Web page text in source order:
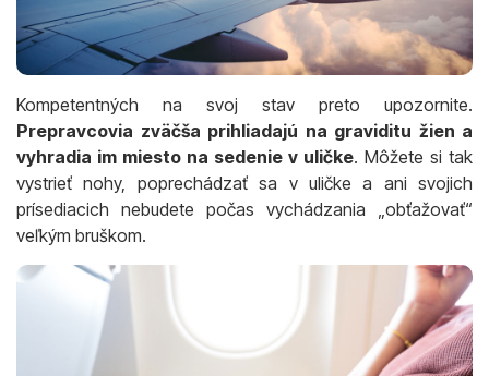
Kompetentných na svoj stav preto upozornite.
Prepravcovia zväčša prihliadajú na graviditu žien a
vyhradia im miesto na sedenie v uličke. Môžete si tak
vystrieť nohy, poprechádzať sa v uličke a ani svojich
prísediacich nebudete počas vychádzania „obťažovať“
veľkým bruškom.